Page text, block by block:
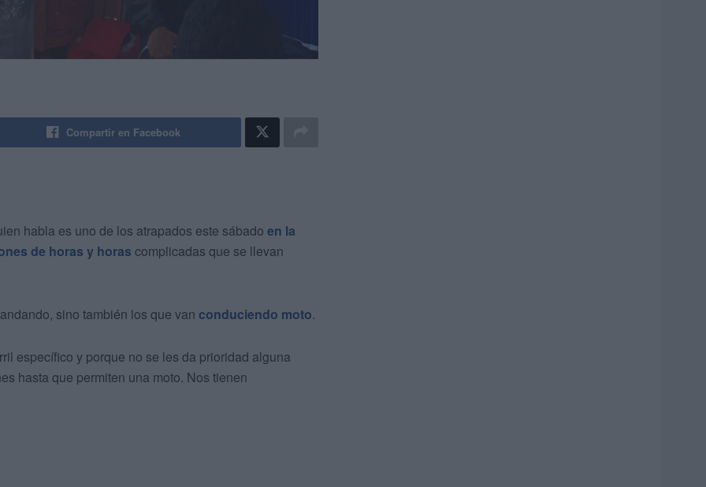
Compartir en Facebook
habla es uno de los atrapados este sábado en la
de horas y horas complicadas que se llevan
sino también los que van conduciendo moto.
específico y porque no se les da prioridad alguna
hasta que permiten una moto. Nos tienen